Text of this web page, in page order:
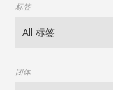
标签
团体